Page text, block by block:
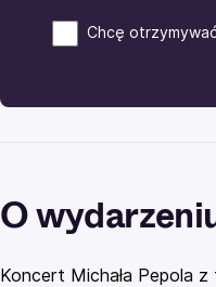
Chcę
O
Koncert Michała Pepola